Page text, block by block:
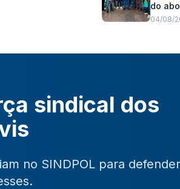
do
04/08/
sindical dos
no SINDPOL para defender